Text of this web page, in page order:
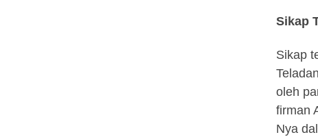
Sikap
Sikap
oleh
firman
Nya